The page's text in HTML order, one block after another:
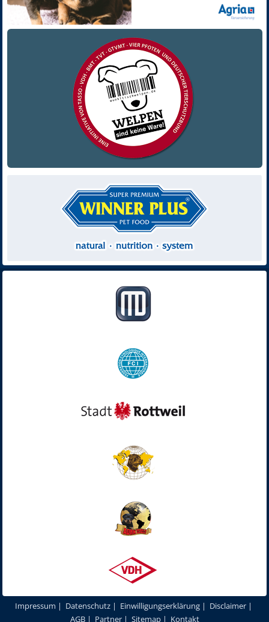
Impressum | Datenschutz | Einwilligungserklärung | Disclaimer |
AGB| Partner| Sitemap| Kontakt